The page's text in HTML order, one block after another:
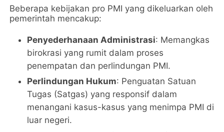
Beberapa kebijakan pro PMI yang dikeluarkan oleh
pemerintah mencakup:
Penyederhanaan Administrasi: Memangkas
birokrasi yang rumit dalam proses
penempatan dan perlindungan PMI.
Perlindungan Hukum: Penguatan Satuan
Tugas (Satgas) yang responsif dalam
menangani kasus-kasus yang menimpa PMI di
luar negeri.